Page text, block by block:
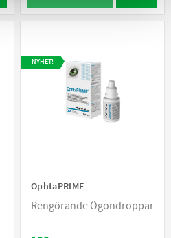
OphtaPRIME
Rengörande Ögondroppar
NYHET!